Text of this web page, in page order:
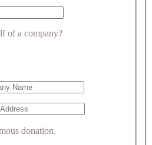
of a company?
donation.